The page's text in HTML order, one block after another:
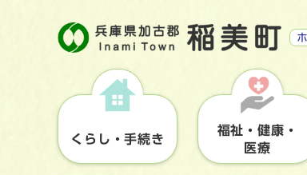
くらし・手続き
福祉・健康・
医療